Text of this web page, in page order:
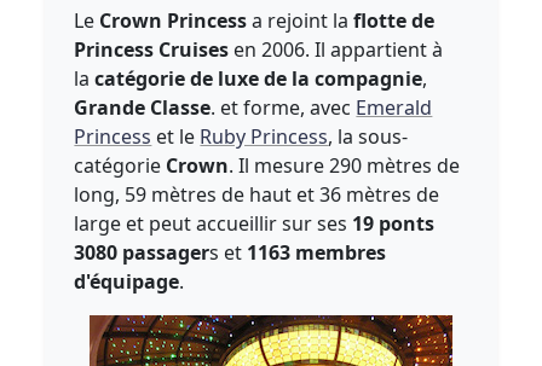
Le Crown Princessa rejoint laflotte de
Princess Cruises en 2006. Il appartient à
lacatégorie de luxe de la compagnie,
Grande Classe. et forme, avec Emerald
Princess et le Ruby Princess, la sous-
catégorie Crown. Il mesure 290 mètres de
long, 59 mètres de haut et 36 mètres de
large et peut accueillir sur ses 19 ponts
3080 passagers et 1163 membres
d'équipage.